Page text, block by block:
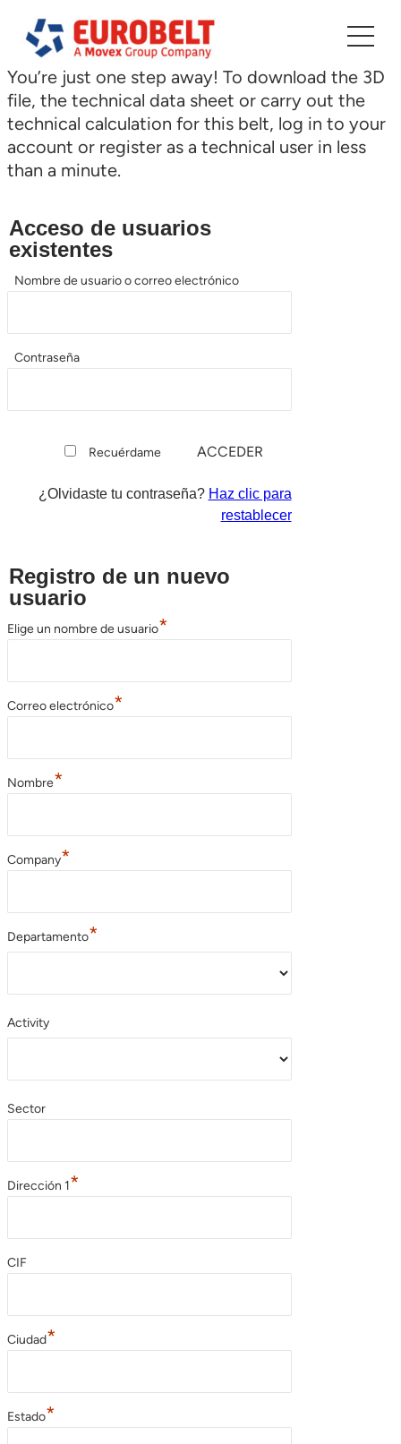
Saltar
contenido
You’re just one step away! To download the 3D
file, the technical data sheet or carry out the
technical calculation for this belt, log in to your
account or register as a technical user in less
than a minute.
Acceso de usuarios
existentes
Nombre de usuario o correo electrónico
Contraseña
Recuérdame
¿Olvidaste tu contraseña? Haz clic para
restablecer
Registro de un nuevo
usuario
Elige un nombre de usuario*
Correo electrónico*
Nombre*
Company*
Departamento*
Activity
Sector
Dirección 1*
CIF
Ciudad*
Estado*